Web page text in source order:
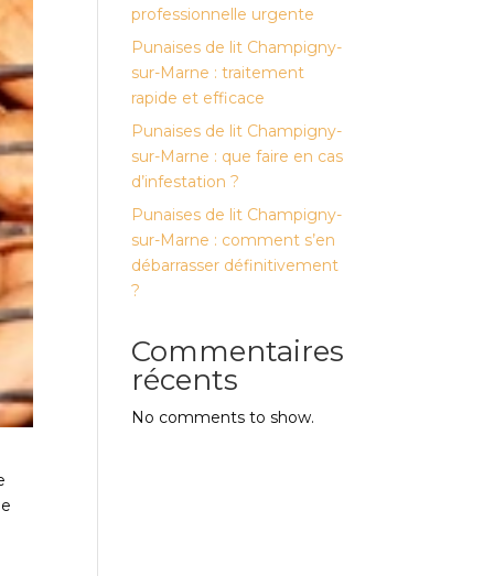
professionnelle urgente
Punaises de lit Champigny-
sur-Marne : traitement
rapide et efficace
Punaises de lit Champigny-
sur-Marne : que faire en cas
d’infestation ?
Punaises de lit Champigny-
sur-Marne : comment s’en
débarrasser définitivement
?
Commentaires
récents
No comments to show.